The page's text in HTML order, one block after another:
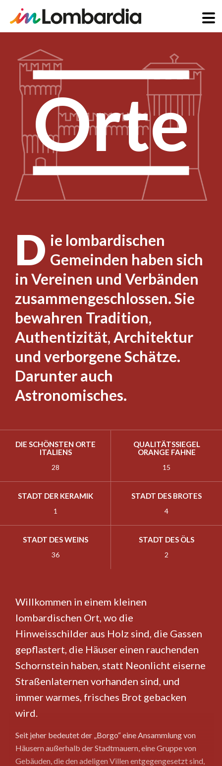
Inhalt
D ie lombardischen
Gemeinden haben sich
in Vereinen und Verbänden
zusammengeschlossen. Sie
bewahren Tradition,
Authentizität, Architektur
und verborgene Schätze.
Darunter auch
Astronomisches.
Orte
DIE SCHÖNSTEN ORTE
ITALIENS
28
QUALITÄTSSIEGEL
ORANGE FAHNE
15
STADT DER KERAMIK
1
STADT DES BROTES
4
STADT DES WEINS
36
STADT DES ÖLS
2
Willkommen in einem kleinen
lombardischen Ort, wo die
Hinweisschilder aus Holz sind, die Gassen
gepflastert, die Häuser einen rauchenden
Schornstein haben, statt Neonlicht eiserne
Straßenlaternen vorhanden sind, und
immer warmes, frisches Brot gebacken
wird.
Seit jeher bedeutet der „Borgo“ eine Ansammlung von
Häusern außerhalb der Stadtmauern, eine Gruppe von
Gebäuden, die den adeligen Villen entgegengesetzt sind,